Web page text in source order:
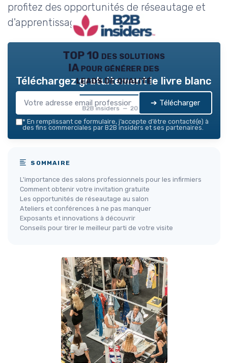
profitez des opportunités de réseautage et
d'apprentissage.
TOP 10 des solutions
IA pour générer des
leads de qualité
B2B insiders — 2026
Téléchargez gratuitement le livre blanc
➔ Télécharger
* En remplissant ce formulaire, j’accepte d’être contacté(e) à
des fins commerciales par B2B insiders et ses partenaires.
SOMMAIRE
L'importance des salons professionnels pour les infirmiers
Comment obtenir votre invitation gratuite
Les opportunités de réseautage au salon
Ateliers et conférences à ne pas manquer
Exposants et innovations à découvrir
Conseils pour tirer le meilleur parti de votre visite